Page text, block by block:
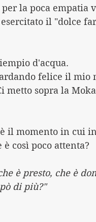
per la poca empatia
il "dolce
d'acqua.
felice il mio
metto sopra la
il momento in cui
così poco attenta?
è presto, che è
di più?"